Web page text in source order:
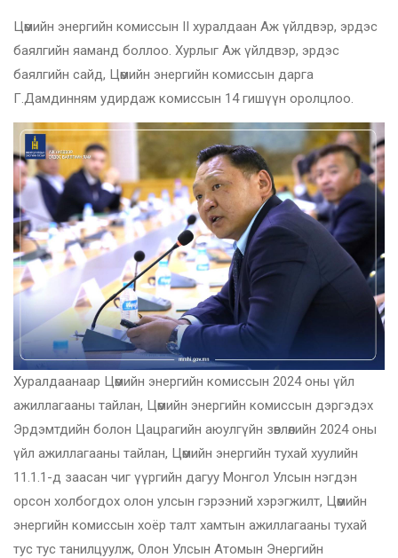
Цөмийн энергийн комиссын II хуралдаан Аж үйлдвэр, эрдэс
баялгийн яаманд боллоо. Хурлыг Аж үйлдвэр, эрдэс
баялгийн сайд, Цөмийн энергийн комиссын дарга
Г.Дамдинням удирдаж комиссын 14 гишүүн оролцлоо.
Хуралдаанаар Цөмийн энергийн комиссын 2024 оны үйл
ажиллагааны тайлан, Цөмийн энергийн комиссын дэргэдэх
Эрдэмтдийн болон Цацрагийн аюулгүйн зөвлөлийн 2024 оны
үйл ажиллагааны тайлан, Цөмийн энергийн тухай хуулийн
11.1.1-д заасан чиг үүргийн дагуу Монгол Улсын нэгдэн
орсон холбогдох олон улсын гэрээний хэрэгжилт, Цөмийн
энергийн комиссын хоёр талт хамтын ажиллагааны тухай
тус тус танилцуулж, Олон Улсын Атомын Энергийн